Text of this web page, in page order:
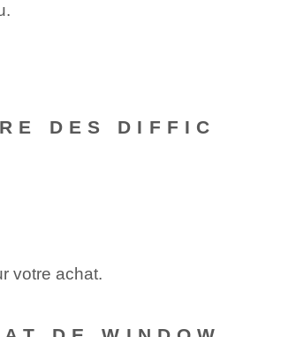
DES DIFFIC
votre achat.